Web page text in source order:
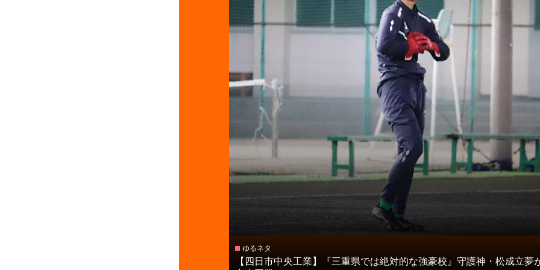
ゆるネタ
【四日市中央工業】『三重県では絶対的な強豪校』守護神・松成立夢